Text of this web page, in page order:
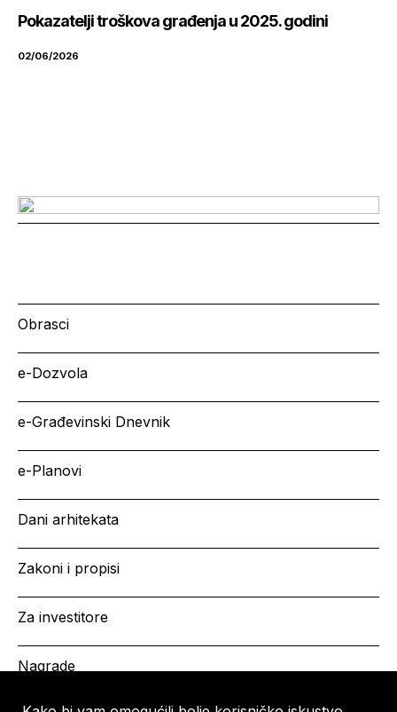
Pokazatelji troškova građenja u 2025. godini
02/06/2026
Obrasci
e-Dozvola
e-Građevinski Dnevnik
e-Planovi
Dani arhitekata
Zakoni i propisi
Za investitore
Nagrade